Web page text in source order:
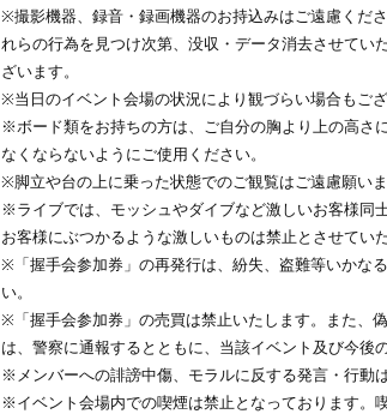
※撮影機器、録音・録画機器のお持込みはご遠慮くだ
れらの行為を見つけ次第、没収・データ消去させてい
ざいます。
※当日のイベント会場の状況により観づらい場合もご
※ボード類をお持ちの方は、ご自分の胸より上の高さ
なくならないようにご使用ください。
※脚立や台の上に乗った状態でのご観覧はご遠慮願いま
※ライブでは、モッシュやダイブなど激しいお客様同
お客様にぶつかるような激しいものは禁止とさせてい
※「握手会参加券」の再発行は、紛失、盗難等いかな
い。
※「握手会参加券」の売買は禁止いたします。また、
は、警察に通報するとともに、当該イベント及び今後
※メンバーへの誹謗中傷、モラルに反する発言・行動
※イベント会場内での喫煙は禁止となっております。